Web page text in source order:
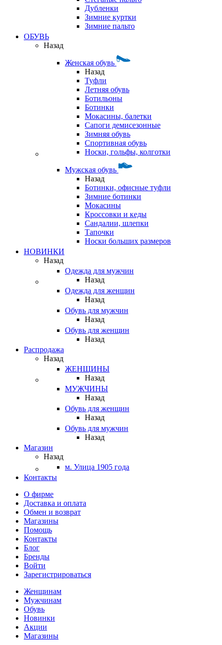
Дубленки
Зимние куртки
Зимние пальто
ОБУВЬ
Назад
Женская обувь
Назад
Туфли
Летняя обувь
Ботильоны
Ботинки
Мокасины, балетки
Сапоги демисезонные
Зимняя обувь
Спортивная обувь
Носки, гольфы, колготки
Мужская обувь
Назад
Ботинки, офисные туфли
Зимние ботинки
Мокасины
Кроссовки и кеды
Сандалии, шлепки
Тапочки
Носки больших размеров
НОВИНКИ
Назад
Одежда для мужчин
Назад
Одежда для женщин
Назад
Обувь для мужчин
Назад
Обувь для женщин
Назад
Распродажа
Назад
ЖЕНЩИНЫ
Назад
МУЖЧИНЫ
Назад
Обувь для женщин
Назад
Обувь для мужчин
Назад
Магазин
Назад
м. Улица 1905 года
Контакты
О фирме
Доставка и оплата
Обмен и возврат
Магазины
Помощь
Контакты
Блог
Бренды
Войти
Зарегистрироваться
Женщинам
Мужчинам
Обувь
Новинки
Акции
Магазины